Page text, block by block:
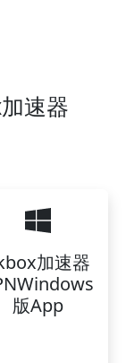
速器
加速器
版App